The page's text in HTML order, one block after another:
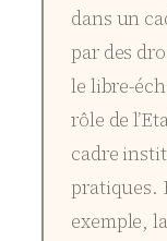
dans un
par des
le libre-
rôle de
cadre
pratiques.
exemple,